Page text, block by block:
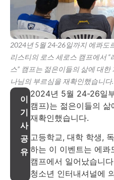
2024년 5월 24-26일까지 에콰도
리스티의 로스 세로스 캠프에서 “
스” 캠프는 젊은이들의 삶에 대한
나님의 부르심을 재확인했습니다.
이
기
사
공
유
2024년 5월 24-26일
캠프)는 젊은이들의
재확인했습니다.
고등학교, 대학 학생,
하는 이 이벤트는 에콰
캠프에서 일어났습니
청소년 인터내셔널에